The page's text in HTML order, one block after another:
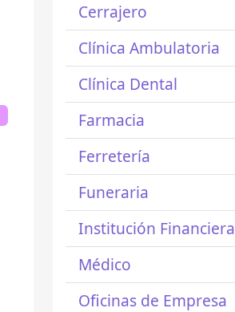
Cerrajero
Clínica Ambulatoria
Clínica Dental
Farmacia
Ferretería
Funeraria
Institución Financiera
Médico
Oficinas de Empresa